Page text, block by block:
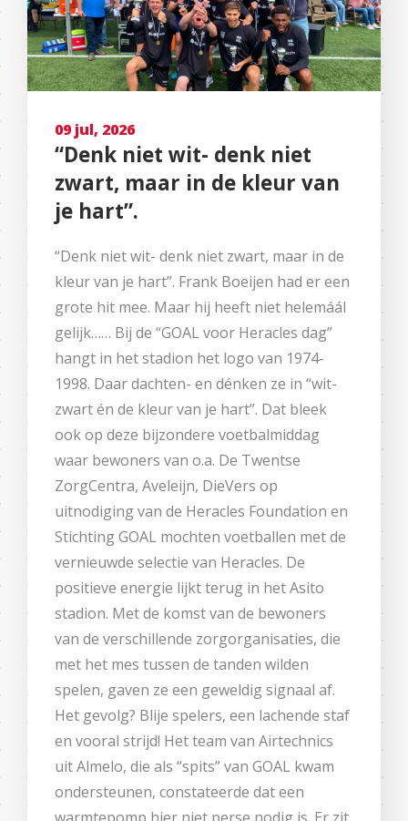
09 jul, 2026
“Denk niet wit- denk niet
zwart, maar in de kleur van
je hart”.
“Denk niet wit- denk niet zwart, maar in de
kleur van je hart”. Frank Boeijen had er een
grote hit mee. Maar hij heeft niet helemáál
gelijk…… Bij de “GOAL voor Heracles dag”
hangt in het stadion het logo van 1974-
1998. Daar dachten- en dénken ze in “wit-
zwart én de kleur van je hart”. Dat bleek
ook op deze bijzondere voetbalmiddag
waar bewoners van o.a. De Twentse
ZorgCentra, Aveleijn, DieVers op
uitnodiging van de Heracles Foundation en
Stichting GOAL mochten voetballen met de
vernieuwde selectie van Heracles. De
positieve energie lijkt terug in het Asito
stadion. Met de komst van de bewoners
van de verschillende zorgorganisaties, die
met het mes tussen de tanden wilden
spelen, gaven ze een geweldig signaal af.
Het gevolg? Blije spelers, een lachende staf
en vooral strijd! Het team van Airtechnics
uit Almelo, die als “spits” van GOAL kwam
ondersteunen, constateerde dat een
warmtepomp hier niet perse nodig is. Er zit